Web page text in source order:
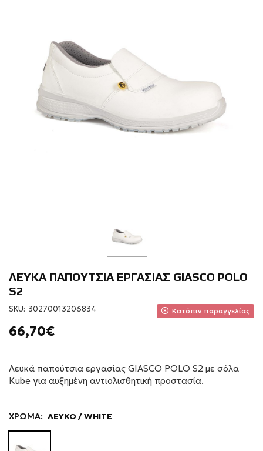
ΛΕΥΚΑ ΠΑΠΟΥΤΣΙΑ ΕΡΓΑΣΙΑΣ GIASCO POLO
S2
SKU: 30270013206834 Κατόπιν παραγγελίας
66,70€
Λευκά παπούτσια εργασίας GIASCO POLO S2 με σόλα
Kube για αυξημένη αντιολισθητική προστασία.
ΧΡΩΜΑ: ΛΕΥΚΟ / WHITE